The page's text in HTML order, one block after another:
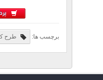
برچسب ها: طرح